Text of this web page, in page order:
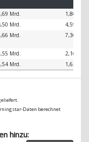
Mrd.
1,86 %
Mrd.
4,59 %
Mrd. 7,36 %
Mrd.
2,16 %
Mrd. 1,63 %
Daten berechnet
hinzu: